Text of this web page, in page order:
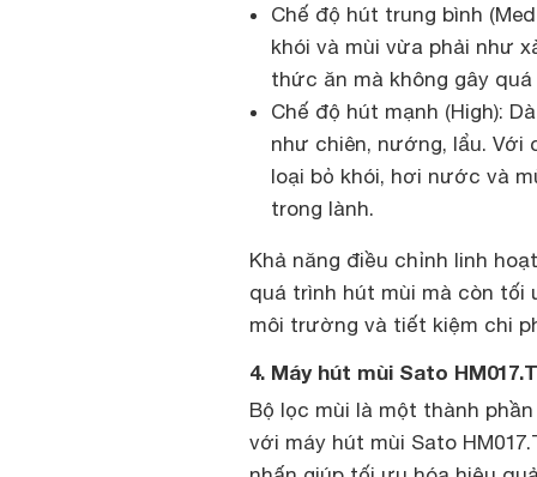
Chế độ hút trung bình
khói và mùi vừa phải như
thức ăn mà không gây
Chế độ hút mạnh (High):
như chiên, nướng, lẩu. Với
loại bỏ khói, hơi nước và
trong lành.
Khả năng điều chỉnh linh
quá trình hút mùi mà còn tối
môi trường và tiết kiệm chi
4. Máy hút mùi Sato
Bộ lọc mùi là một thành
với máy hút mùi Sato